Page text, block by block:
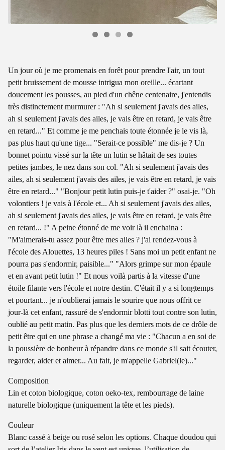
Un jour où je me promenais en forêt pour prendre l'air, un tout
petit bruissement de mousse intrigua mon oreille... écartant
doucement les pousses, au pied d'un chêne centenaire, j'entendis
très distinctement murmurer : "Ah si seulement j'avais des ailes,
ah si seulement j'avais des ailes, je vais être en retard, je vais être
en retard..." Et comme je me penchais toute étonnée je le vis là,
pas plus haut qu'une tige... "Serait-ce possible" me dis-je ? Un
bonnet pointu vissé sur la tête un lutin se hâtait de ses toutes
petites jambes, le nez dans son col. "Ah si seulement j'avais des
ailes, ah si seulement j'avais des ailes, je vais être en retard, je vais
être en retard..." "Bonjour petit lutin puis-je t'aider ?" osai-je. "Oh
volontiers ! je vais à l'école et... Ah si seulement j'avais des ailes,
ah si seulement j'avais des ailes, je vais être en retard, je vais être
en retard... !" A peine étonné de me voir là il enchaina :
"M'aimerais-tu assez pour être mes ailes ? j'ai rendez-vous à
l'école des Alouettes, 13 heures piles ! Sans moi un petit enfant ne
pourra pas s'endormir, paisible..." "Alors grimpe sur mon épaule
et en avant petit lutin !" Et nous voilà partis à la vitesse d'une
étoile filante vers l'école et notre destin. C'était il y a si longtemps
et pourtant... je n'oublierai jamais le sourire que nous offrit ce
jour-là cet enfant, rassuré de s'endormir blotti tout contre son lutin,
oublié au petit matin. Pas plus que les derniers mots de ce drôle de
petit être qui en une phrase a changé ma vie : "Chacun a en soi de
la poussière de bonheur à répandre dans ce monde s'il sait écouter,
regarder, aider et aimer... Au fait, je m'appelle Gabriel(le)..."
Composition
Lin et coton biologique, coton oeko-tex, rembourrage de laine
naturelle biologique (uniquement la tête et les pieds).
Couleur
Blanc cassé à beige ou rosé selon les options. Chaque doudou qui